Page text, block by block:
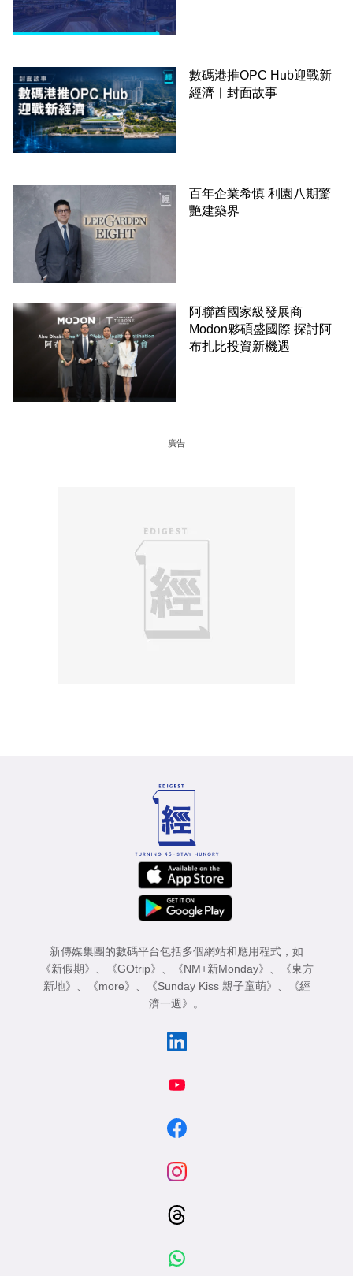
數碼港推OPC Hub迎戰新
經濟︳封面故事
百年企業希慎 利園八期驚
艷建築界
阿聯酋國家級發展商
Modon夥碩盛國際 探討阿
布扎比投資新機遇
廣告
新傳媒集團的數碼平台包括多個網站和應用程式，如
《新假期》
《GOtrip》 《NM+新Monday》
《東方
新地》
《more》 《Sunday Kiss 親子童萌》
《經
濟一週》
。